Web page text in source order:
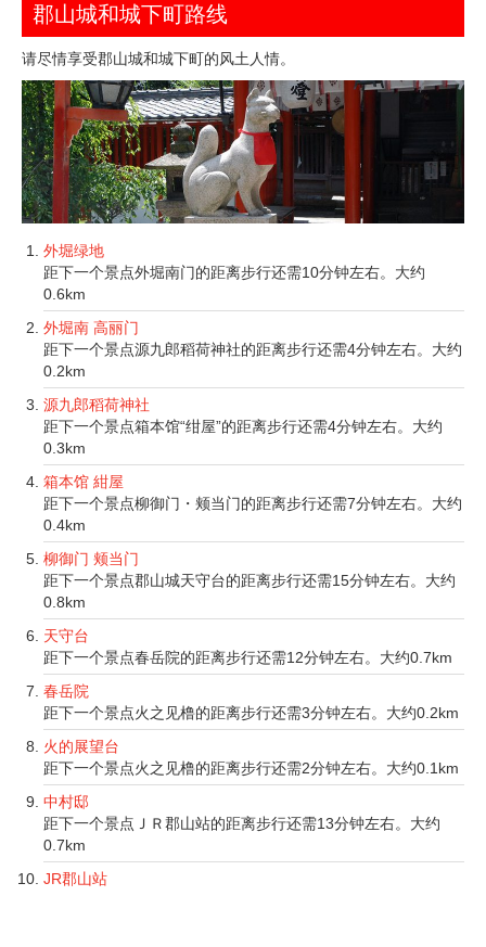
郡山城和城下町路线
请尽情享受郡山城和城下町的风土人情。
外堀绿地
距下一个景点外堀南门的距离步行还需10分钟左右。大约
0.6km
外堀南 高丽门
距下一个景点源九郎稻荷神社的距离步行还需4分钟左右。大约
0.2km
源九郎稻荷神社
距下一个景点箱本馆“绀屋”的距离步行还需4分钟左右。大约
0.3km
箱本馆 紺屋
距下一个景点柳御门・颊当门的距离步行还需7分钟左右。大约
0.4km
柳御门 颊当门
距下一个景点郡山城天守台的距离步行还需15分钟左右。大约
0.8km
天守台
距下一个景点春岳院的距离步行还需12分钟左右。大约0.7km
春岳院
距下一个景点火之见橹的距离步行还需3分钟左右。大约0.2km
火的展望台
距下一个景点火之见橹的距离步行还需2分钟左右。大约0.1km
中村邸
距下一个景点ＪＲ郡山站的距离步行还需13分钟左右。大约
0.7km
JR郡山站